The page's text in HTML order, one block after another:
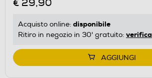
€ 29,90
Acquisto online: disponibile
Ritiro in negozio in 30' gratuito: verifica
AGGIUNGI